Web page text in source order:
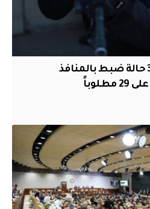
الأمن الوطني: تنفيذ 31 حالة ضبط بالمنافذ